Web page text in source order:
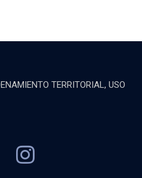
TERRITORIAL, USO